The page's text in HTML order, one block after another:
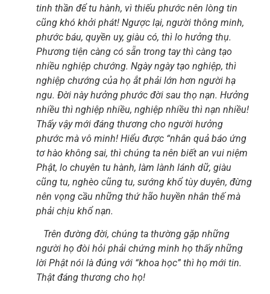
tinh thần để tu hành, vì thiếu phước nên lòng tin
cũng khó khởi phát! Ngược lại, người thông minh,
phước báu, quyền uy, giàu có, thì lo hưởng thụ.
Phương tiện càng có sẵn trong tay thì càng tạo
nhiều nghiệp chướng. Ngày ngày tạo nghiệp, thì
nghiệp chướng của họ ắt phải lớn hơn người hạ
ngu. Đời này hưởng phước đời sau thọ nạn. Hưởng
nhiều thì nghiệp nhiều, nghiệp nhiều thì nạn nhiều!
Thấy vậy mới đáng thương cho người hưởng
phước mà vô minh! Hiểu được “nhân quả báo ứng
tơ hào không sai, thì chúng ta nên biết an vui niệm
Phật, lo chuyên tu hành, làm lành lánh dữ, giàu
cũng tu, nghèo cũng tu, sướng khổ tùy duyên, đừng
nên vọng cầu những thứ hão huyền nhân thế mà
phải chịu khổ nạn.
Trên đường đời, chúng ta thường gặp những
người họ đòi hỏi phải chứng minh họ thấy những
lời Phật nói là đúng với “khoa học” thì họ mới tin.
Thật đáng thương cho họ!